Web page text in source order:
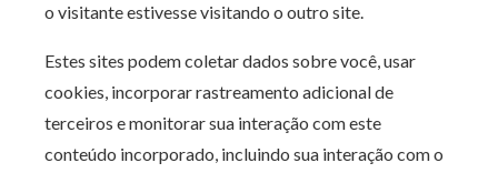
o visitante estivesse visitando o outro site.
Estes sites podem coletar dados sobre você, usar
cookies, incorporar rastreamento adicional de
terceiros e monitorar sua interação com este
conteúdo incorporado, incluindo sua interação com o